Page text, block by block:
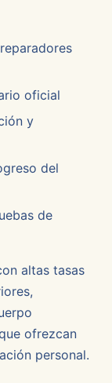
oficial
y
del
de
altas tasas
ofrezcan
personal.